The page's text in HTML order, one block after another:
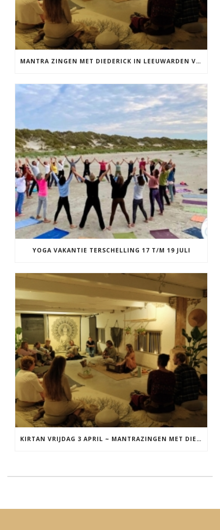
MANTRA ZINGEN MET DIEDERICK IN LEEUWARDEN VRIJDAG 12 JUNI KIRTAN
YOGA VAKANTIE TERSCHELLING 17 T/M 19 JULI
KIRTAN VRIJDAG 3 APRIL ~ MANTRAZINGEN MET DIEDERICK IN LEEUWARDEN